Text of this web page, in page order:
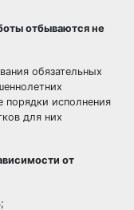
отбываются не
обязательных
порядки исполнения
для них
от